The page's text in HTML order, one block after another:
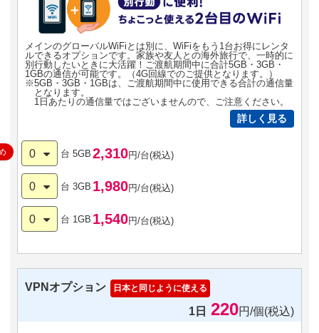
メインのグローバルWiFiとは別に、WiFiをもう1台お得にレンタ
ルできるオプションです。家族や友人との海外旅行で、一時的に
別行動したいときに大活躍！ご渡航期間中に合計5GB・3GB・
1GBの通信が可能です。（4G回線でのご提供となります。）
※5GB・3GB・1GBは、ご渡航期間中に使用できる合計の通信量
となります。
1日あたりの通信量ではございませんので、ご注意ください。
詳しく見る
0 台 5GB 2,310円/台(税込)
0 台 3GB 1,980円/台(税込)
0 台 1GB 1,540円/台(税込)
VPNオプション 日本と同じように使える
1日 220円/個(税込)